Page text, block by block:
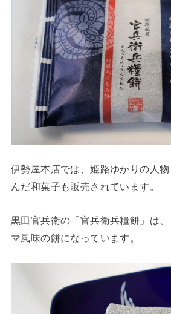
伊勢屋本店では、姫路ゆかりの人
んだ和菓子も販売されています。
黒田官兵衛の「官兵衛兵糧餅」は
マ風味の餅になっています。